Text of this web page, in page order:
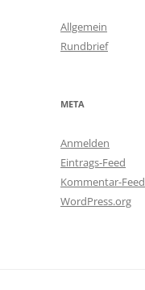
Allgemein
Rundbrief
META
Anmelden
Eintrags-Feed
Kommentar-Feed
WordPress.org